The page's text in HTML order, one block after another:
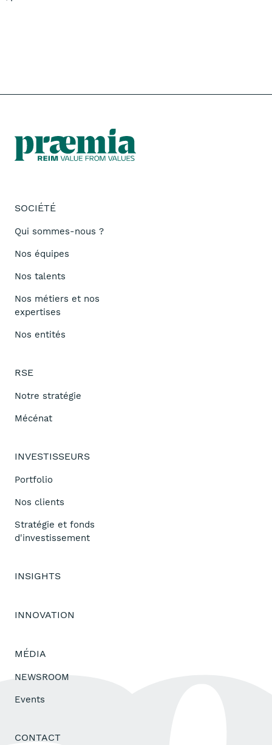
SOCIÉTÉ
Qui sommes-nous ?
Nos équipes
Nos talents
Nos métiers et nos
expertises
Nos entités
RSE
Notre stratégie
Mécénat
INVESTISSEURS
Portfolio
Nos clients
Stratégie et fonds
d'investissement
INSIGHTS
INNOVATION
MÉDIA
NEWSROOM
Events
CONTACT